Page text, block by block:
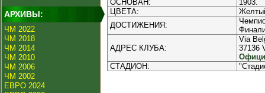
АРХИВЫ:
ЧМ 2022
ЧМ 2018
ЧМ 2014
ЧМ 2010
ЧМ 2006
ЧМ 2002
ЕВРО 2024
ОСНОВАН:
1903.
ЦВЕТА:
ДОСТИЖЕНИЯ:
АДРЕС КЛУБА:
Via
37136
СТАДИОН: